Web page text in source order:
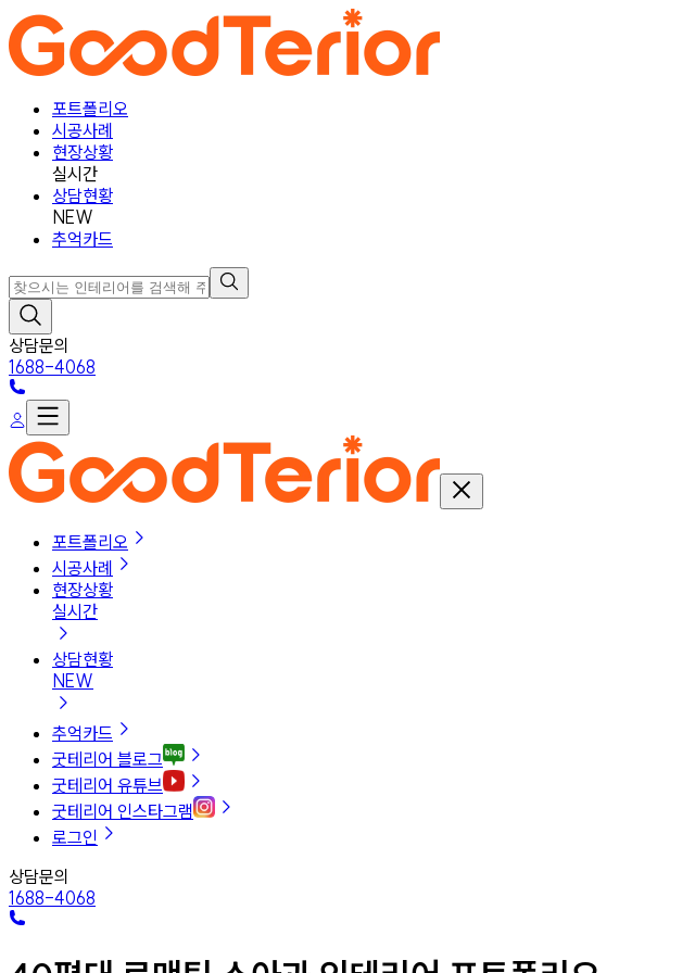
포트폴리오
시공사례
현장상황
실시간
상담현황
NEW
추억카드
상담문의
1688-4068
포트폴리오
시공사례
현장상황
실시간
상담현황
NEW
추억카드
굿테리어 블로그
굿테리어 유튜브
굿테리어 인스타그램
로그인
상담문의
1688-4068